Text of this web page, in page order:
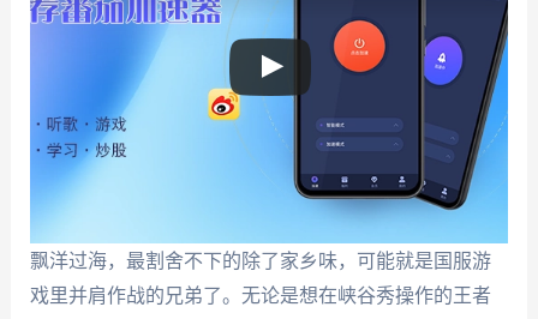
飘洋过海，最割舍不下的除了家乡味，可能就是国服游
戏里并肩作战的兄弟了。无论是想在峡谷秀操作的王者